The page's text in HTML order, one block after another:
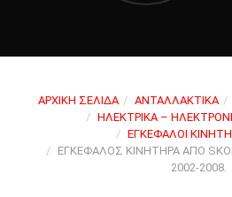
ΑΡΧΙΚΉ ΣΕΛΊΔΑ ΑΝΤΑΛΛΑΚΤΙΚΆ
ΗΛΕΚΤΡΙΚΆ –
ΕΓΚΈΦΑΛΟΙ
ΕΓΚΈΦΑΛΟΣ ΚΙΝΗΤΉΡΑ ΑΠΌ
2002-2008.